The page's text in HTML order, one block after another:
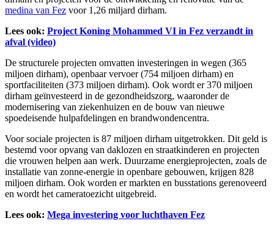
medina van Fez voor 1,26 miljard dirham.
Lees ook: Project Koning Mohammed VI in Fez verzandt in
afval (video)
De structurele projecten omvatten investeringen in wegen (365
miljoen dirham), openbaar vervoer (754 miljoen dirham) en
sportfaciliteiten (373 miljoen dirham). Ook wordt er 370 miljoen
dirham geïnvesteerd in de gezondheidszorg, waaronder de
modernisering van ziekenhuizen en de bouw van nieuwe
spoedeisende hulpafdelingen en brandwondencentra.
Voor sociale projecten is 87 miljoen dirham uitgetrokken. Dit geld is
bestemd voor opvang van daklozen en straatkinderen en projecten
die vrouwen helpen aan werk. Duurzame energieprojecten, zoals de
installatie van zonne-energie in openbare gebouwen, krijgen 828
miljoen dirham. Ook worden er markten en busstations gerenoveerd
en wordt het cameratoezicht uitgebreid.
Lees ook: Mega investering voor luchthaven Fez